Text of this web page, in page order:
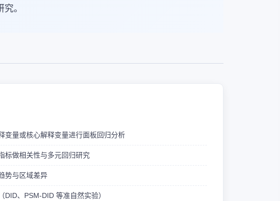
。
变量或核心解释变量进行面板回归分析
标做相关性与多元回归研究
势与区域差异
DID、PSM-DID 等准自然实验）